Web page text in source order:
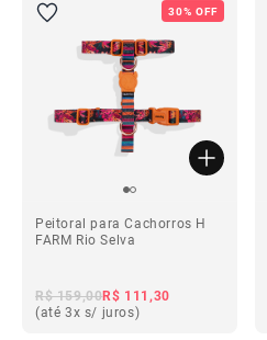
30% OFF
Peitoral para Cachorros H
FARM Rio Selva
R$ 159,00R$ 111,30
(até 3x s/ juros)